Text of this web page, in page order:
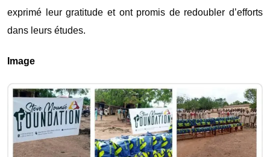
exprimé leur gratitude et ont promis de redoubler d’efforts
dans leurs études.
Image